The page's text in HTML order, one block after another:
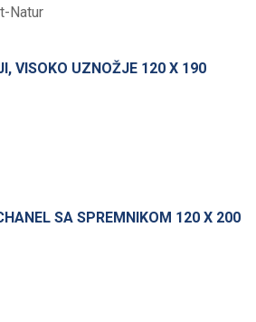
VISOKO UZNOŽJE 120 X 190
SA SPREMNIKOM 120 X 200